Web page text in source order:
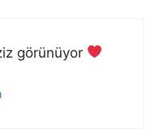
görünüyor